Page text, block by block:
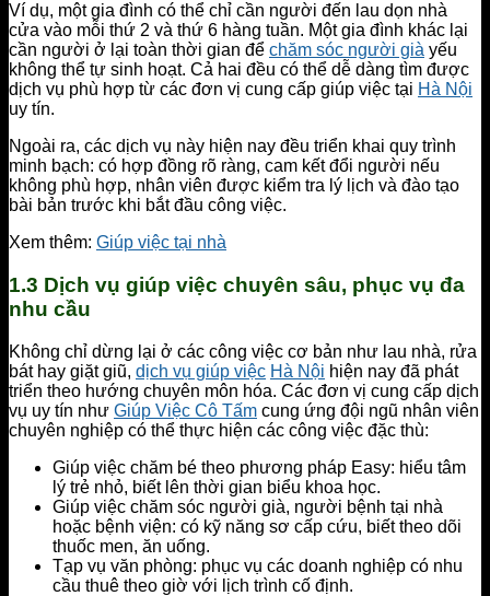
Ví dụ, một gia đình có thể chỉ cần người đến lau dọn nhà
cửa vào mỗi thứ 2 và thứ 6 hàng tuần. Một gia đình khác lại
cần người ở lại toàn thời gian để chăm sóc người già yếu
không thể tự sinh hoạt. Cả hai đều có thể dễ dàng tìm được
dịch vụ phù hợp từ các đơn vị cung cấp giúp việc tại Hà Nội
uy tín.
Ngoài ra, các dịch vụ này hiện nay đều triển khai quy trình
minh bạch: có hợp đồng rõ ràng, cam kết đổi người nếu
không phù hợp, nhân viên được kiểm tra lý lịch và đào tạo
bài bản trước khi bắt đầu công việc.
Xem thêm: Giúp việc tại nhà
1.3 Dịch vụ giúp việc chuyên sâu, phục vụ đa
nhu cầu
Không chỉ dừng lại ở các công việc cơ bản như lau nhà, rửa
bát hay giặt giũ, dịch vụ giúp việc Hà Nội hiện nay đã phát
triển theo hướng chuyên môn hóa. Các đơn vị cung cấp dịch
vụ uy tín như Giúp Việc Cô Tấm cung ứng đội ngũ nhân viên
chuyên nghiệp có thể thực hiện các công việc đặc thù:
Giúp việc chăm bé theo phương pháp Easy: hiểu tâm
lý trẻ nhỏ, biết lên thời gian biểu khoa học.
Giúp việc chăm sóc người già, người bệnh tại nhà
hoặc bệnh viện: có kỹ năng sơ cấp cứu, biết theo dõi
thuốc men, ăn uống.
Tạp vụ văn phòng: phục vụ các doanh nghiệp có nhu
cầu thuê theo giờ với lịch trình cố định.